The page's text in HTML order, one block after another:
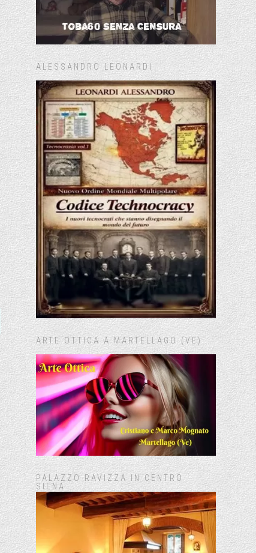
ALESSANDRO LEONARDI
ARTE OTTICA A MARTELLAGO (VE)
PALAZZO RAVIZZA IN CENTRO
SIENA